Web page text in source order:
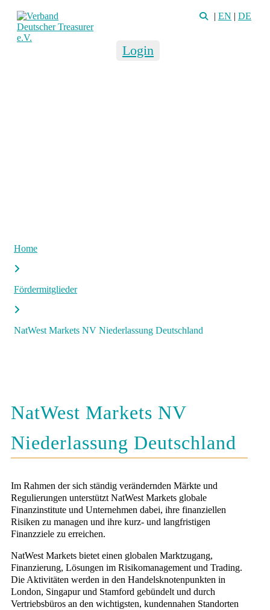
| EN | DE
Login
Home
Fördermitglieder
NatWest Markets NV Niederlassung Deutschland
NatWest Markets NV
Niederlassung Deutschland
Im Rahmen der sich ständig verändernden Märkte und
Regulierungen unterstützt NatWest Markets globale
Finanzinstitute und Unternehmen dabei, ihre finanziellen
Risiken zu managen und ihre kurz- und langfristigen
Finanzziele zu erreichen.
NatWest Markets bietet einen globalen Marktzugang,
Finanzierung, Lösungen im Risikomanagement und Trading.
Die Aktivitäten werden in den Handelsknotenpunkten in
London, Singapur und Stamford gebündelt und durch
Vertriebsbüros an den wichtigsten, kundennahen Standorten